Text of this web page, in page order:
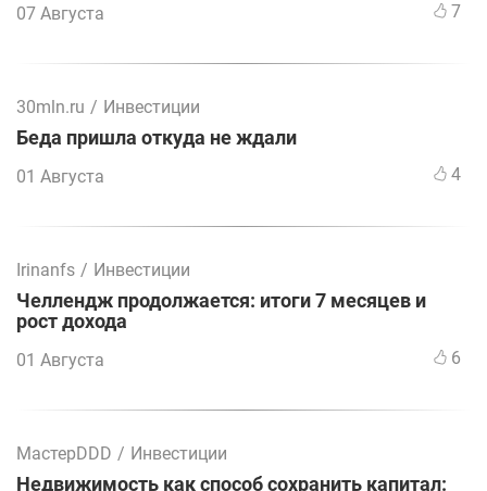
07 Августа 7
30mln.ru / Инвестиции
Беда пришла откуда не ждали
01 Августа 4
Irinanfs / Инвестиции
Челлендж продолжается: итоги 7 месяцев и
рост дохода
01 Августа 6
МастерDDD / Инвестиции
Недвижимость как способ сохранить капитал: